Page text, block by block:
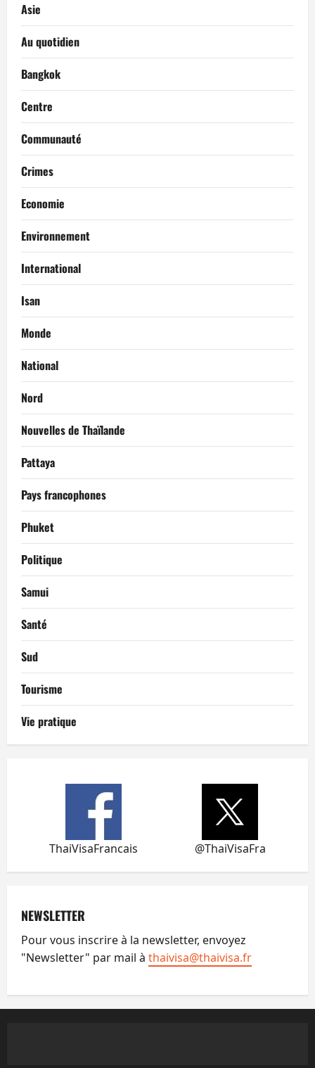
Asie
Au quotidien
Bangkok
Centre
Communauté
Crimes
Economie
Environnement
International
Isan
Monde
National
Nord
Nouvelles de Thaïlande
Pattaya
Pays francophones
Phuket
Politique
Samui
Santé
Sud
Tourisme
Vie pratique
ThaiVisaFrancais @ThaiVisaFra
NEWSLETTER
Pour vous inscrire à la newsletter, envoyez
"Newsletter" par mail à thaivisa@thaivisa.fr